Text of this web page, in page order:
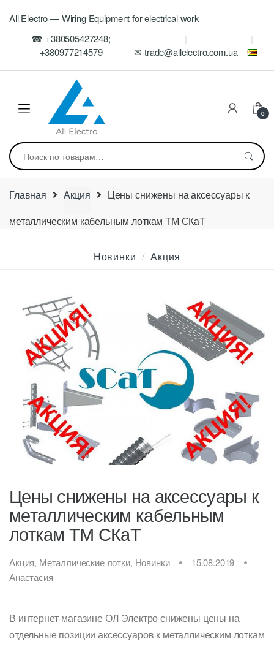
navigation
All Electro — Wiring Equipment for electrical work
☎ +380505427248;
+380977214579
✉ trade@allelectro.com.ua
0
Искать:
Главная Акция
Цены снижены на аксессуары к
металлическим кабельным лоткам ТМ СКаТ
Новинки Акция
Цены снижены на аксессуары к
металлическим кабельным
лоткам ТМ СКаТ
Акция, Металлические лотки, Новинки
15.08.2019
Анастасия
В интернет-магазине ОЛ Электро снижены цены на
отдельные позиции аксессуаров к металлическим лоткам